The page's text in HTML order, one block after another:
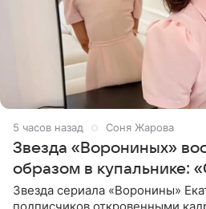
5 часов назад Соня Жарова
Звезда «Ворониных»
образом в купальнике:
Звезда сериала «Воронины»